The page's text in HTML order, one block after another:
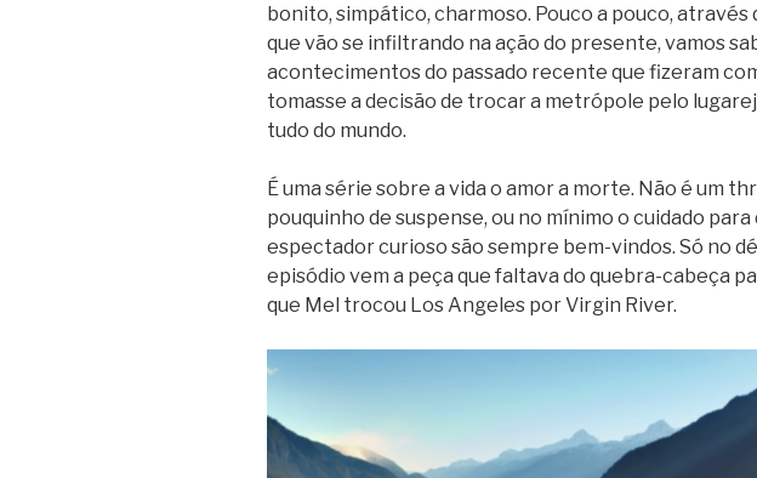
bonito, simpático, charmoso. Pouco a pouco, através
que vão se infiltrando na ação do presente, vamos
acontecimentos do passado recente que fizeram
tomasse a decisão de trocar a metrópole pelo
tudo do mundo.
É uma série sobre a vida o amor a morte. Não é um
pouquinho de suspense, ou no mínimo o cuidado para
espectador curioso são sempre bem-vindos. Só no
episódio vem a peça que faltava do quebra-cabeça
que Mel trocou Los Angeles por Virgin River.